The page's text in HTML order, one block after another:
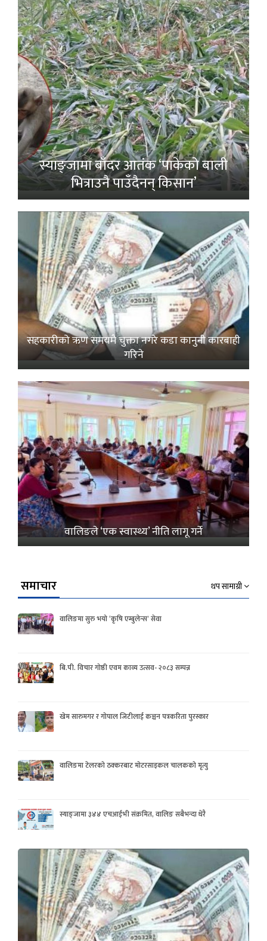
स्याङ्जामा बाँदर आतंक ‘पाकेको बाली
भित्राउनै पाउँदैनन् किसान’
सहकारीको ऋण समयमै चुक्ता नगरे कडा कानुनी कारबाही
गरिने
वालिङले ‘एक स्वास्थ्य’ नीति लागू गर्ने
समाचार थप सामाग्री
वालिङमा सुरु भयो ‘कृषि एम्बुलेन्स’ सेवा
बि.पी. विचार गोष्ठी एवम काव्य उत्सव- २०८३ सम्पन्न
खेम सारुमगर र गोपाल जिटीलाई कञ्चन पत्रकरिता पुरस्कार
वालिङमा टेलरको ठक्करबाट मोटरसाइकल चालकको मृत्यु
स्याङ्जामा ३४४ एचआईभी संक्रमित, वालिङ सबैभन्दा धेरै